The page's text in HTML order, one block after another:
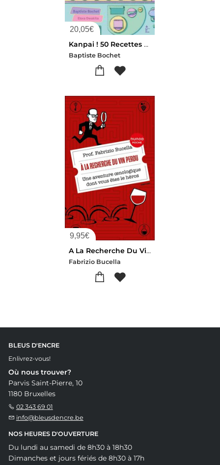
20,05€
Kanpai ! 50 Recettes De Cocktails Inspires Du Japon
Baptiste Bochet
9,95€
A La Recherche Du Vin Perdu : Une Aventure Oenologique Dont Vous Etes Le Heros
Fabrizio Bucella
BLEUS D'ENCRE
Enlivrez-vous!
Où nous trouver?
Parvis Saint-Pierre, 10
1180 Bruxelles
02 343 69 01
info@bleusdencre.be
NOS HEURES D'OUVERTURE
Du lundi au samedi de 8h30 à 18h30
Dimanches et jours fériés de 8h30 à 17h